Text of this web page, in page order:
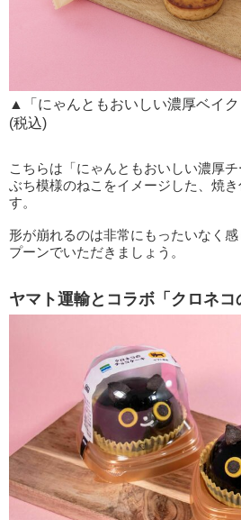
▲「にゃんともおいしい濃厚ベイ
(税込)
こちらは「にゃんともおいしい濃厚チ
ぶち模様のねこをイメージした、焼
す。
形が崩れるのは非常にもったいなく
プーンでいただきましょう。
ヤマト運輸とコラボ「クロネコ